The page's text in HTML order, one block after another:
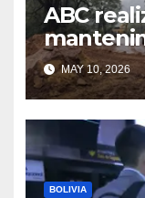
ABC
los
MAY 10, 2026
BOLIVIA